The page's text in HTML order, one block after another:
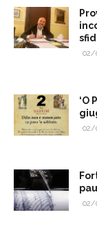
02/
‘O
02/
02/